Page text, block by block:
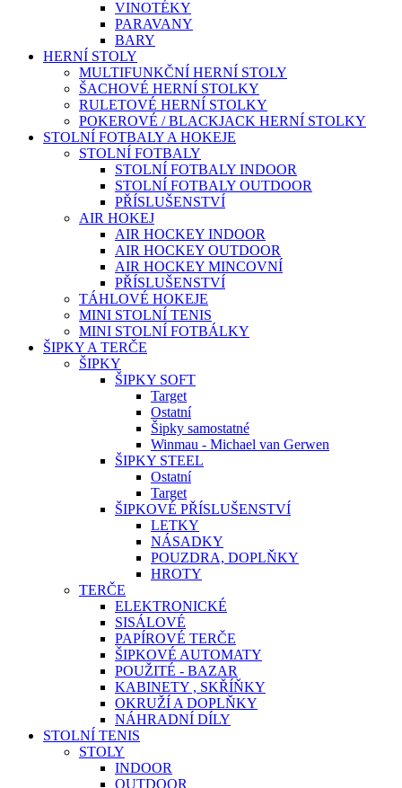
VINOTÉKY
PARAVANY
BARY
HERNÍ STOLY
MULTIFUNKČNÍ HERNÍ STOLY
ŠACHOVÉ HERNÍ STOLKY
RULETOVÉ HERNÍ STOLKY
POKEROVÉ / BLACKJACK HERNÍ STOLKY
STOLNÍ FOTBALY A HOKEJE
STOLNÍ FOTBALY
STOLNÍ FOTBALY INDOOR
STOLNÍ FOTBALY OUTDOOR
PŘÍSLUŠENSTVÍ
AIR HOKEJ
AIR HOCKEY INDOOR
AIR HOCKEY OUTDOOR
AIR HOCKEY MINCOVNÍ
PŘÍSLUŠENSTVÍ
TÁHLOVÉ HOKEJE
MINI STOLNÍ TENIS
MINI STOLNÍ FOTBÁLKY
ŠIPKY A TERČE
ŠIPKY
ŠIPKY SOFT
Target
Ostatní
Šipky samostatné
Winmau - Michael van Gerwen
ŠIPKY STEEL
Ostatní
Target
ŠIPKOVÉ PŘÍSLUŠENSTVÍ
LETKY
NÁSADKY
POUZDRA, DOPLŇKY
HROTY
TERČE
ELEKTRONICKÉ
SISÁLOVÉ
PAPÍROVÉ TERČE
ŠIPKOVÉ AUTOMATY
POUŽITÉ - BAZAR
KABINETY , SKŘÍŇKY
OKRUŽÍ A DOPLŇKY
NÁHRADNÍ DÍLY
STOLNÍ TENIS
STOLY
INDOOR
OUTDOOR